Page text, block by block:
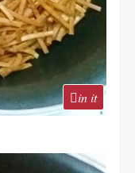
in it